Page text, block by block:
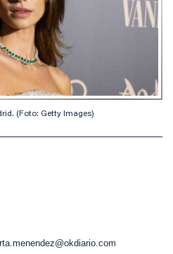
(Foto: Getty Images)